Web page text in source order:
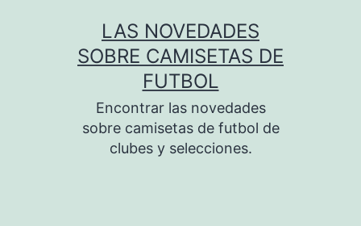
LAS NOVEDADES
SOBRE CAMISETAS DE
FUTBOL
Encontrar las novedades
sobre camisetas de futbol de
clubes y selecciones.